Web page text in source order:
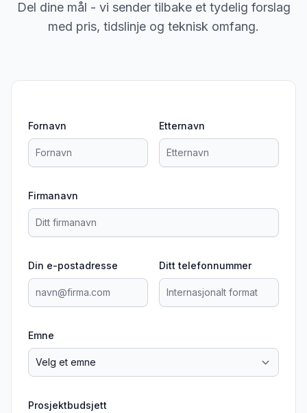
Del dine mål - vi sender tilbake et tydelig forslag
med pris, tidslinje og teknisk omfang.
Fornavn Etternavn
Firmanavn
Din e-postadresse Ditt telefonnummer
Emne
Prosjektbudsjett